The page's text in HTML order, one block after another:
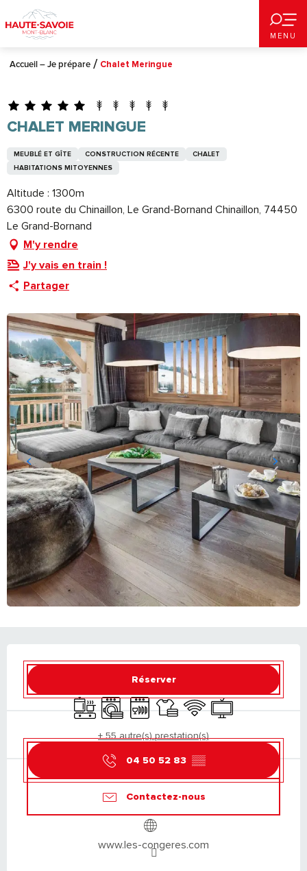
au
contenu
principal
MENU
Accueil – Je prépare Chalet Meringue
CHALET MERINGUE
MEUBLÉ ET GÎTE CONSTRUCTION RÉCENTE
CHALET
HABITATIONS MITOYENNES
Altitude : 1300m
6300 route du Chinaillon, Le Grand-Bornand Chinaillon, 74450
Le Grand-Bornand
M'y rendre
J'y vais en train !
Partager
Réserver
Plaque de cuisson
Lave lingeLave vaisselle
Draps et linge
WiFi Télévision
+ 55 autre(s) prestation(s)
04 50 52 83 ▒▒
Contactez-nous
www.les-congeres.com